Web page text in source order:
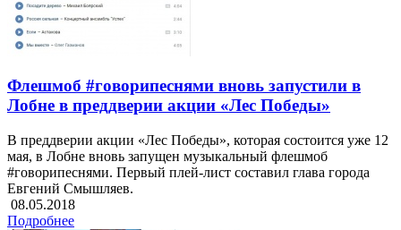
Флешмоб #говорипеснями вновь запустили в
Лобне в преддверии акции «Лес Победы»
В преддверии акции «Лес Победы», которая состоится уже 12
мая, в Лобне вновь запущен музыкальный флешмоб
#говорипеснями. Первый плей-лист составил глава города
Евгений Смышляев.
08.05.2018
Подробнее